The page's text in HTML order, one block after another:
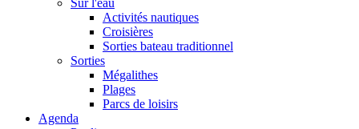
Sur l'eau
Activités nautiques
Croisières
Sorties bateau traditionnel
Sorties
Mégalithes
Plages
Parcs de loisirs
Agenda